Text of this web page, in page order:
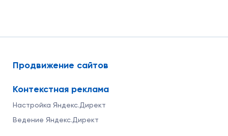
Продвижение сайтов
Контекстная реклама
Настройка Яндекс.Директ
Ведение Яндекс.Директ